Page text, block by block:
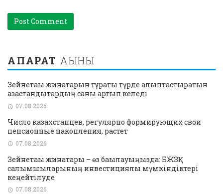
АҚПАРАТ АҒЫНЫ
Зейнетақы жинақтарын тұрақты түрде қалыптастыратын
қазақстандықтардың саны артып келеді
07.08.2026
Число казахстанцев, регулярно формирующих свои
пенсионные накопления, растет
07.08.2026
Зейнетақы жинақтары – өз бақылауыңызда: БЖЗҚ
салымшыларының инвестициялық мүмкіндіктері
кеңейтілуде
07.08.2026